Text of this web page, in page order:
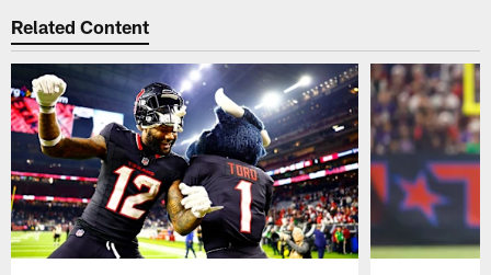
Related Content